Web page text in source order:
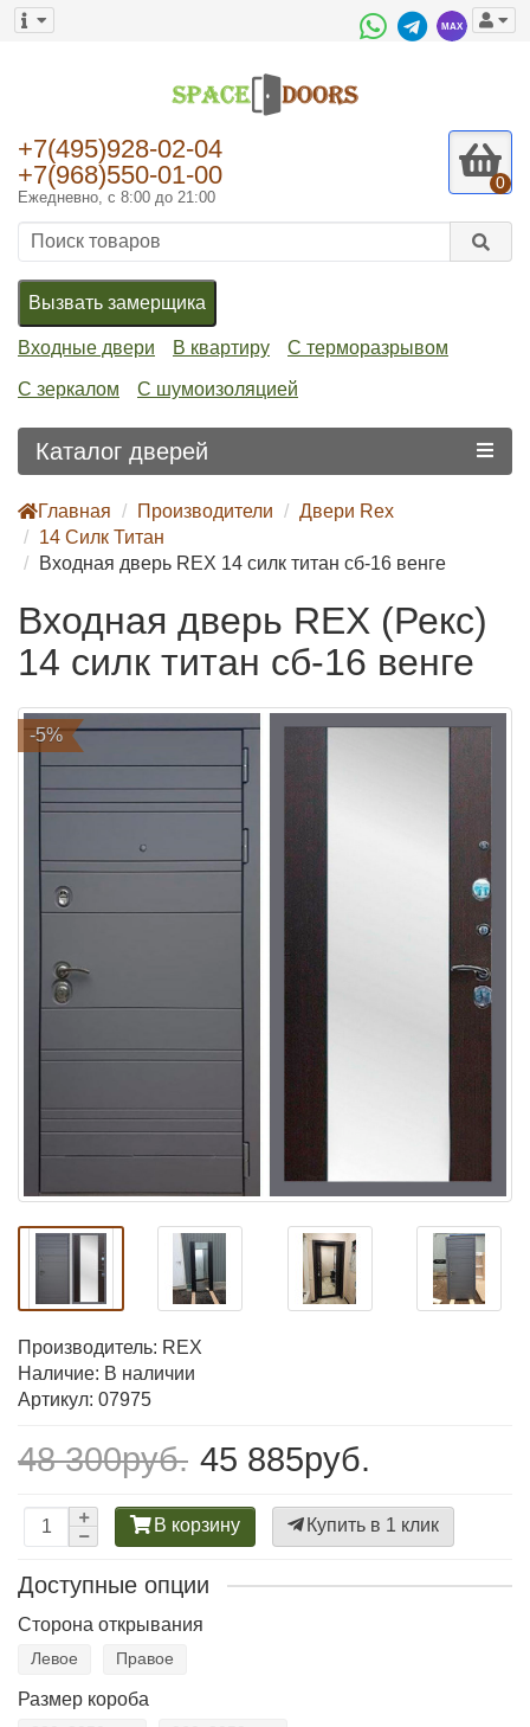
+7(495)928-02-04
+7(968)550-01-00
Ежедневно, с 8:00 до 21:00
0
Вызвать замерщика
Входные двери В квартиру С терморазрывом
С зеркалом С шумоизоляцией
Каталог дверей
Главная Производители
Двери Rex
14 Силк Титан
Входная дверь REX 14 силк титан сб-16 венге
Входная дверь REX (Рекс)
14 силк титан сб-16 венге
-5%
Производитель: REX
Наличие: В наличии
Артикул: 07975
48 300руб. 45 885руб.
В корзину Купить в 1 клик
Доступные опции
Сторона открывания
Левое Правое
Размер короба